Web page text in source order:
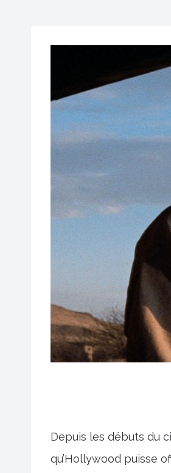
Depuis les débuts du
qu’Hollywood puisse